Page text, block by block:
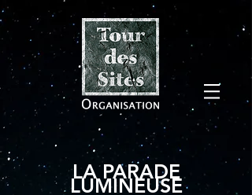
LA PARADE
LUMINEUSE